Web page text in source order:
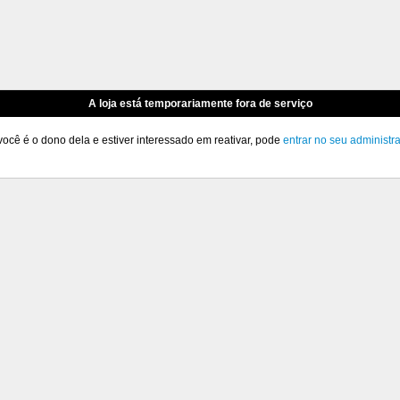
A loja está temporariamente fora de serviço
é o dono dela e estiver interessado em reativar, pode entrar no seu